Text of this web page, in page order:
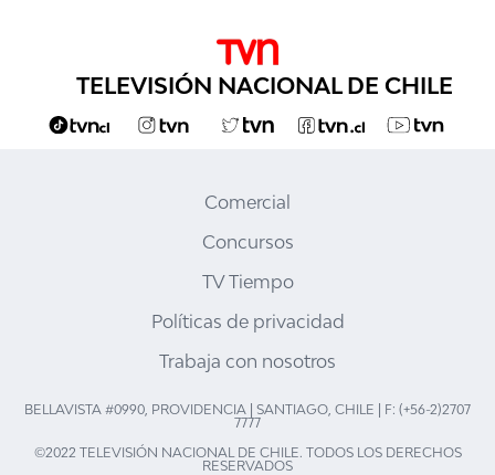
TELEVISIÓN NACIONAL DE CHILE
Comercial
Concursos
TV Tiempo
Políticas de privacidad
Trabaja con nosotros
BELLAVISTA #0990, PROVIDENCIA | SANTIAGO, CHILE | F: (+56-2)2707
7777
©2022 TELEVISIÓN NACIONAL DE CHILE. TODOS LOS DERECHOS
RESERVADOS